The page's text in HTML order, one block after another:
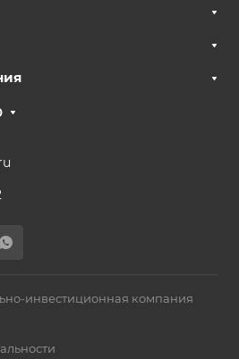
инвестиционная компания